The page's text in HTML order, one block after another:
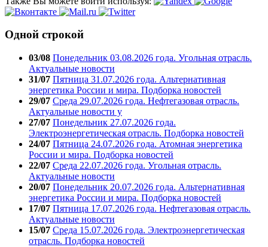
Одной строкой
03/08 Понедельник 03.08.2026 года. Угольная отрасль.
Актуальные новости
31/07 Пятница 31.07.2026 года. Альтернативная
энергетика России и мира. Подборка новостей
29/07 Среда 29.07.2026 года. Нефтегазовая отрасль.
Актуальные новости у
27/07 Понедельник 27.07.2026 года.
Электроэнергетическая отрасль. Подборка новостей
24/07 Пятница 24.07.2026 года. Атомная энергетика
России и мира. Подборка новостей
22/07 Среда 22.07.2026 года. Угольная отрасль.
Актуальные новости
20/07 Понедельник 20.07.2026 года. Альтернативная
энергетика России и мира. Подборка новостей
17/07 Пятница 17.07.2026 года. Нефтегазовая отрасль.
Актуальные новости
15/07 Среда 15.07.2026 года. Электроэнергетическая
отрасль. Подборка новостей